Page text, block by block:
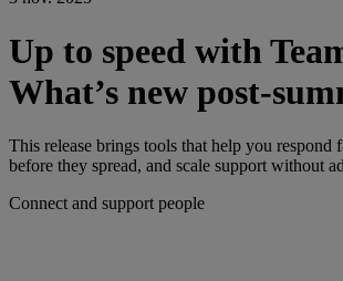
Up to speed with
What’s new post-
This release brings tools that help you respond
before they spread, and scale support without
Connect and support people